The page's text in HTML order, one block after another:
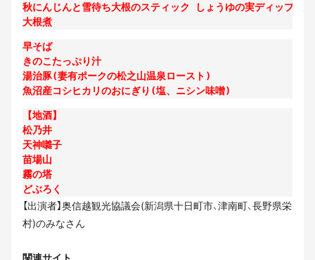
秋にんじんと雪待ち大根のスティック しょうゆの実ディップ
早そば
きのこたっぷり汁
湯治豚(妻有ポークの松之山温泉ロースト)
【地酒】
松乃井
天神囃子
苗場山
霧の塔
【出演者】奥信越観光協議会(新潟県十日町市、津南町、長野県栄
村)のみなさん
関連サイト